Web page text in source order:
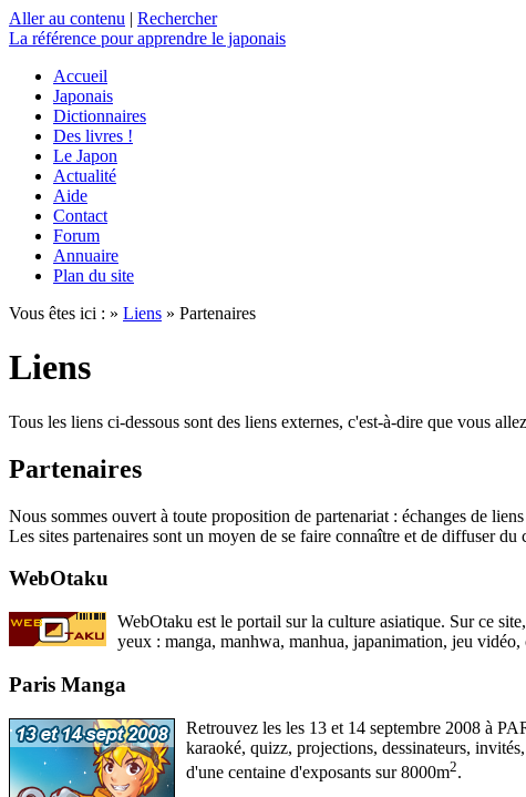
Aller au contenu | Rechercher
La référence pour apprendre le japonais
Accueil
Japonais
Dictionnaires
Des livres !
Le Japon
Actualité
Aide
Contact
Forum
Annuaire
Plan du site
Vous êtes ici : » Liens » Partenaires
Liens
Tous les liens ci-dessous sont des liens externes, c'est-à-dire que vous
Partenaires
Nous sommes ouvert à toute proposition de partenariat : échanges de
Les sites partenaires sont un moyen de se faire connaître et de diffuser
WebOtaku
WebOtaku est le portail sur la culture asiatique. Sur ce
yeux : manga, manhwa, manhua, japanimation, jeu
Paris Manga
Retrouvez les les 13 et 14 septembre 2008 à
karaoké, quizz, projections, dessinateurs,
d'une centaine d'exposants sur 8000m2.